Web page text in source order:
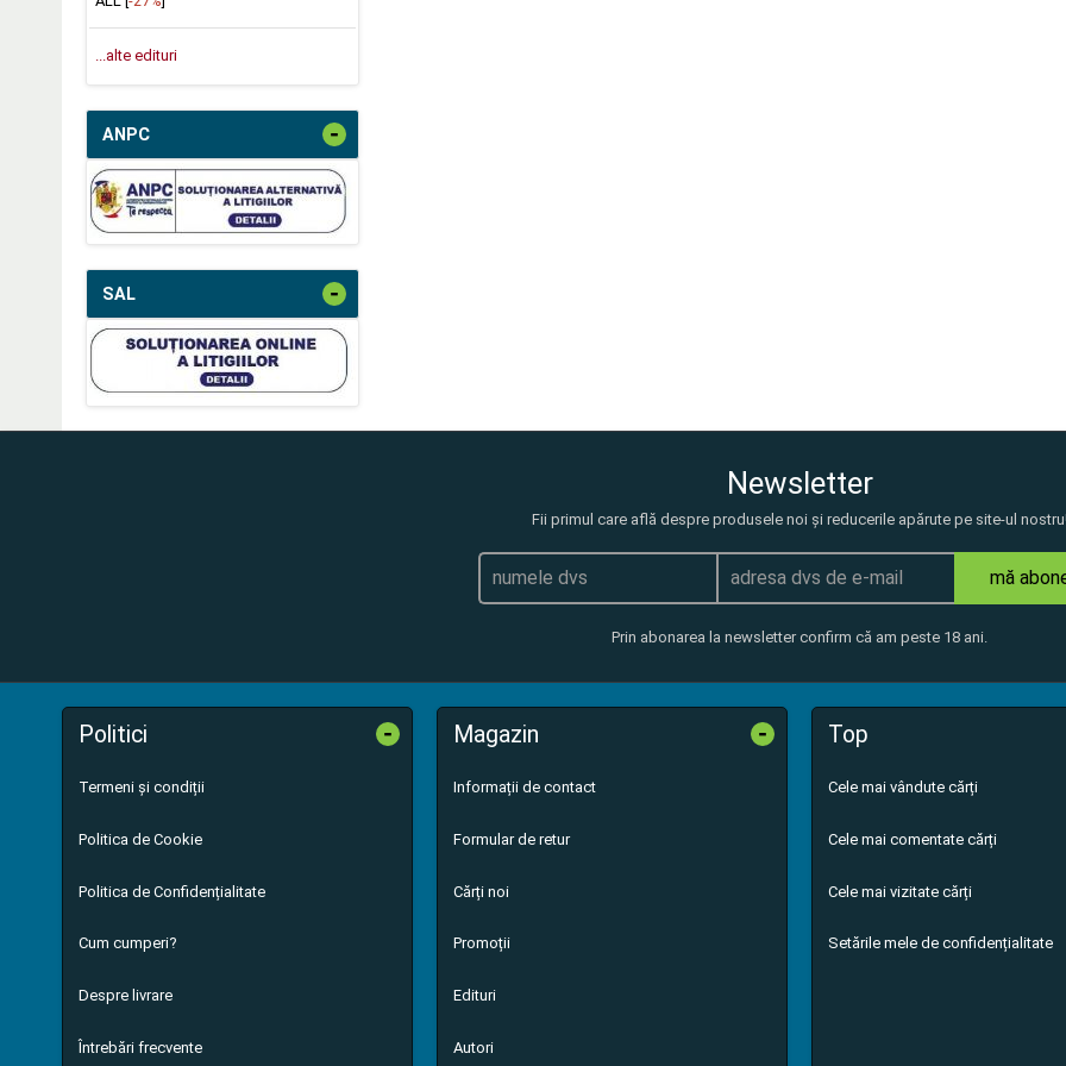
...alte edituri
ANPC -
SAL -
Newsletter
Fii primul care află despre produsele noi și reducerile apărute pe site-ul
mă
Prin abonarea la newsletter confirm că am peste 18 ani.
Politici -
Termeni și condiții
Politica de Cookie
Politica de Confidențialitate
Cum cumperi?
Despre livrare
Întrebări frecvente
Magazin -
Informații de contact
Formular de retur
Cărți noi
Promoții
Edituri
Autori
Top
Cele mai vândute cărți
Cele mai comentate cărți
Cele mai vizitate cărți
Setările mele de confidențialitate